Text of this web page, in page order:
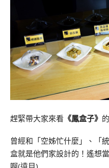
趕緊帶大家來看 《鳳盒子》
曾經和「空姊忙什麼」、「
盒就是他們家設計的！遙想
啊(遠目)